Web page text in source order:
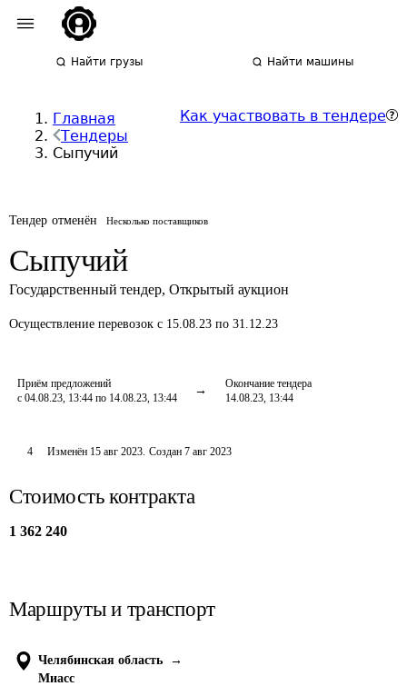
Найти грузы Найти машины
Главная
Тендеры
Сыпучий
Как участвовать в тендере
Тендер отменён Несколько поставщиков
Сыпучий
Государственный тендер, Открытый аукцион
Осуществление перевозок с 15.08.23 по 31.12.23
Приём предложений
с 04.08.23, 13:44 по 14.08.23, 13:44
Окончание тендера
14.08.23, 13:44
4 Изменён 15 авг 2023. Создан 7 авг 2023
Стоимость контракта
1 362 240
Маршруты и транспорт
Челябинская область
→
Миасс